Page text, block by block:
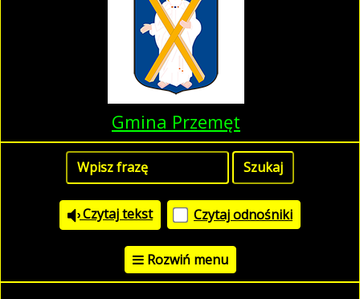
Gmina Przemęt
Czytaj tekst Czytaj odnośniki
Rozwiń menu